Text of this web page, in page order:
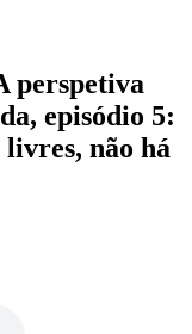
perspetiva
episódio 5:
livres, não há